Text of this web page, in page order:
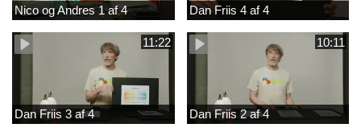
Nico og Andres 1 af 4 Dan Friis 4 af 4
11:22
Dan Friis 3 af 4
10:11
Dan Friis 2 af 4